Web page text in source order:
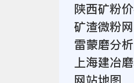
陕西矿粉
矿渣微粉网
雷蒙磨分
上海建冶